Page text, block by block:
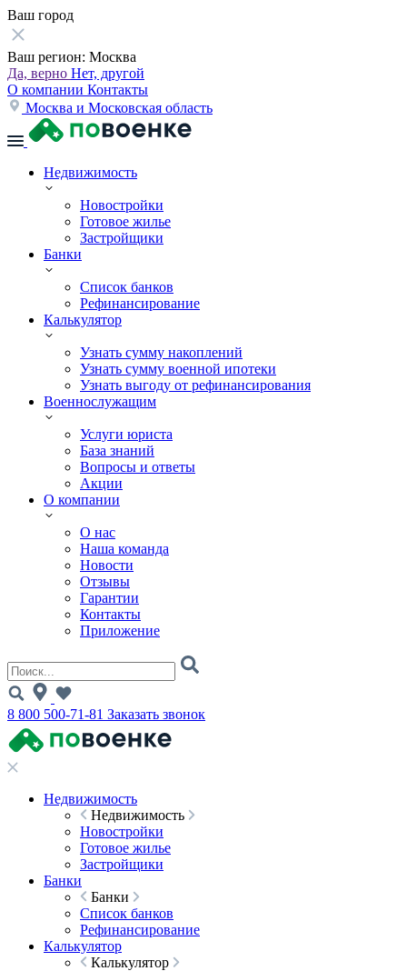
Ваш город
Ваш регион: Москва
Да, верно Нет, другой
О компании Контакты
Москва и Московская область
Недвижимость
Новостройки
Готовое жилье
Застройщики
Банки
Список банков
Рефинансирование
Калькулятор
Узнать сумму накоплений
Узнать сумму военной ипотеки
Узнать выгоду от рефинансирования
Военнослужащим
Услуги юриста
База знаний
Вопросы и ответы
Акции
О компании
О нас
Наша команда
Новости
Отзывы
Гарантии
Контакты
Приложение
8 800 500-71-81 Заказать звонок
Недвижимость
Недвижимость
Новостройки
Готовое жилье
Застройщики
Банки
Банки
Список банков
Рефинансирование
Калькулятор
Калькулятор